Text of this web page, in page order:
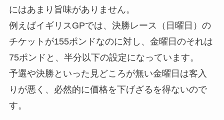
にはあまり旨味がありません。
例えばイギリスGPでは、決勝レース（日曜日）の
チケットが155ポンドなのに対し、金曜日のそれは
75ポンドと、半分以下の設定になっています。
予選や決勝といった見どころが無い金曜日は客入
りが悪く、必然的に価格を下げざるを得ないので
す。